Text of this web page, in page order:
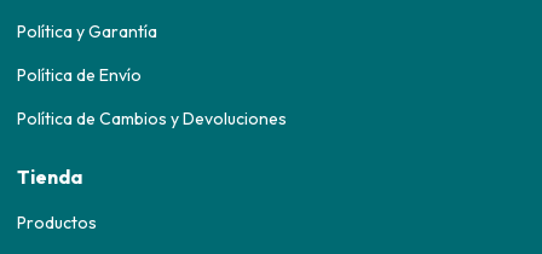
Política y Garantía
Política de Envío
Política de Cambios y Devoluciones
Tienda
Productos